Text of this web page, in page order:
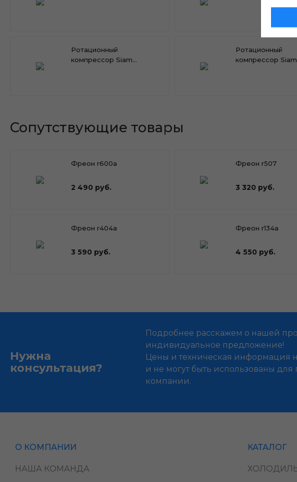
Ротационный
компрессор Siam
Ротационный
компрессор Siam
Сопутствующие товары
Фреон r600a
2 490 руб.
Фреон r507
3 320 руб.
Фреон r404a
3 590 руб.
Фреон r134a
4 550 руб.
Нужна
консультация?
Подробнее расскажем о нашей
индивидуальное предложение!
Цены и техническая информация
и не могут быть использованы
компании.
О КОМПАНИИ
НАША КОМАНДА
КАТАЛОГ